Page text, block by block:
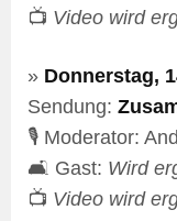
📺 Video wird
» Donnerstag,
Sendung:
🎙️ Moderator:
🛋️ Gast: Wird
📺 Video wird